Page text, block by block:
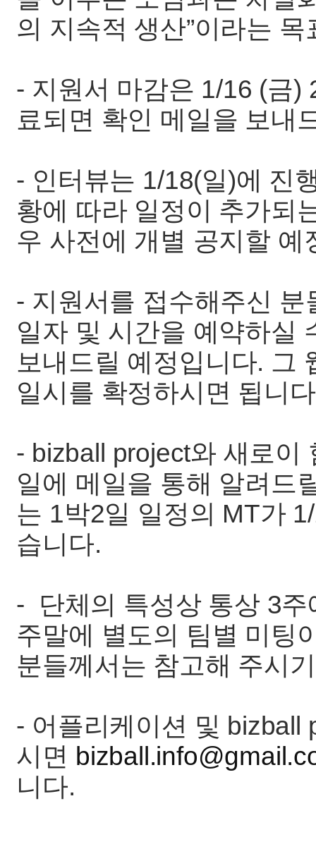
의 지속적 생산”이라는
- 지원서 마감은 1/16 (금)
료되면 확인 메일을 보내
- 인터뷰는 1/18(일)에 진
황에 따라 일정이 추가되
우 사전에 개별 공지할 예
- 지원서를 접수해주신
일자 및 시간을 예약하실
보내드릴 예정입니다. 그
일시를 확정하시면 됩니
- bizball project와 새로이
일에 메일을 통해 알려드
는 1박2일 일정의 MT가
습니다.
- 단체의 특성상 통상 3
주말에 별도의 팀별 미팅
분들께서는 참고해 주시
- 어플리케이션 및 bizball
시면
니다.